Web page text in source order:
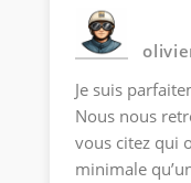
Je suis
Nous nous
vous citez qui
minimale